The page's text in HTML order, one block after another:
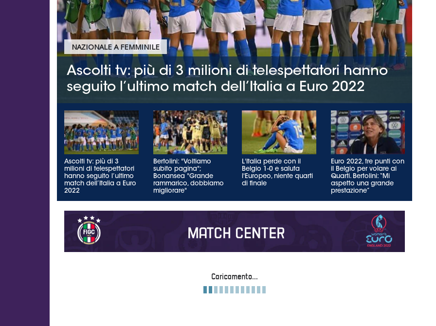
NAZIONALE A FEMMINILE
Ascolti tv: più di 3 milioni di telespettatori hanno
seguito l’ultimo match dell’Italia a Euro 2022
NAZIONALE A
Bertolini:
"Grande
Previous Next
Ascolti tv: più di 3
milioni di telespettatori
hanno seguito l’ultimo
match dell’Italia a Euro
2022
Bertolini: "Voltiamo
subito pagina";
Bonansea "Grande
rammarico, dobbiamo
migliorare"
L'Italia perde con il
Belgio 1-0 e saluta
l'Europeo, niente quarti
di finale
Euro 2022, tre punti con
il Belgio per volare ai
Quarti. Bertolini: “Mi
aspetto una grande
prestazione”
Caricamento...